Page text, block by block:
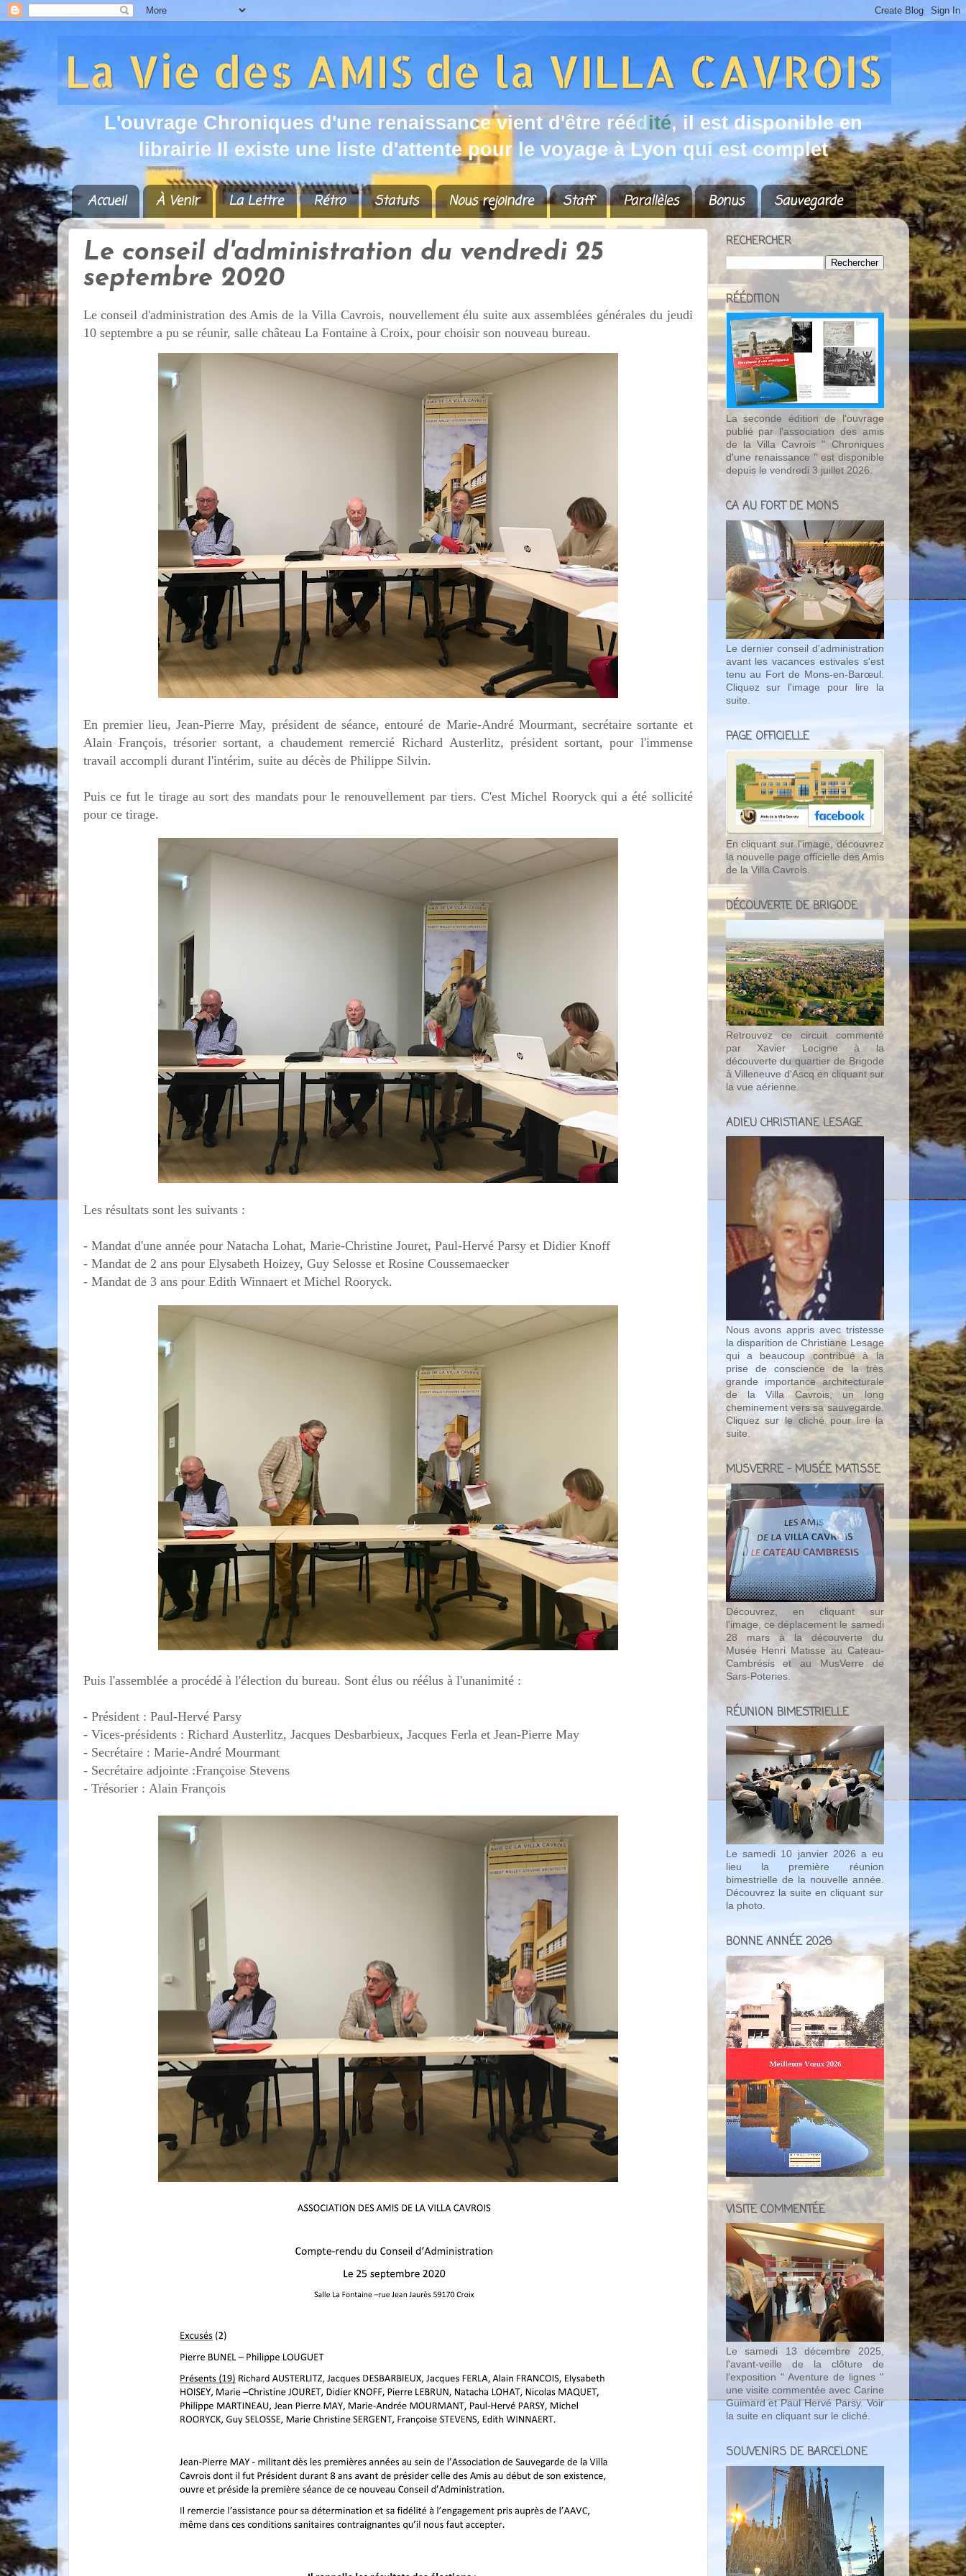
L'ouvrage C hroniques d 'une renaissance vient d'être rééd ité, il est disponible en
i brairie I existe une iste d 'attente pour e voyage à Lyon qui est complet
Accueil À Venir La Lettre Rétro Statuts Nous rejoindre Staff Parallèles Bonus Sauvegarde
Le conseil d'administration du vendredi 25
septembre 2020
Le conseil d'administration des Amis de la Villa Cavrois, nouvellement élu suite aux assemblées générales du jeudi
10 septembre a pu se réunir, salle château La Fontaine à Croix, pour choisir son nouveau bureau.
En premier lieu, Jean-Pierre May, président de séance, entouré de Marie-André Mourmant, secrétaire sortante et
Alain François, trésorier sortant, a chaudement remercié Richard Austerlitz, président sortant, pour l'immense
travail accompli durant l'intérim, suite au décès de Philippe Silvin.
Puis ce fut le tirage au sort des mandats pour le renouvellement par tiers. C'est Michel Rooryck qui a été sollicité
pour ce tirage.
Les résultats sont les suivants :
- Mandat d'une année pour Natacha Lohat, Marie-Christine Jouret, Paul-Hervé Parsy et Didier Knoff
- Mandat de 2 ans pour Elysabeth Hoizey, Guy Selosse et Rosine Coussemaecker
- Mandat de 3 ans pour Edith Winnaert et Michel Rooryck.
Puis l'assemblée a procédé à l'élection du bureau. Sont élus ou réélus à l'unanimité :
- Président : Paul-Hervé Parsy
- Vices-présidents : Richard Austerlitz, Jacques Desbarbieux, Jacques Ferla et Jean-Pierre May
- Secrétaire : Marie-André Mourmant
- Secrétaire adjointe :Françoise Stevens
- Trésorier : Alain François
RECHERCHER
RÉÉDITION
La seconde édition de l'ouvrage
publié par l'association des amis
de la Villa Cavrois " Chroniques
d'une renaissance " est disponible
depuis le vendredi 3 juillet 2026.
CA AU FORT DE MONS
Le dernier conseil d'administration
avant les vacances estivales s'est
tenu au Fort de Mons-en-Barœul.
Cliquez sur l'image pour lire la
suite.
PAGE OFFICIELLE
En cliquant sur l'image, découvrez
la nouvelle page officielle des Amis
de la Villa Cavrois.
DÉCOUVERTE DE BRIGODE
Retrouvez ce circuit commenté
par Xavier Lecigne à la
découverte du quartier de Brigode
à Villeneuve d'Ascq en cliquant sur
la vue aérienne.
ADIEU CHRISTIANE LESAGE
Nous avons appris avec tristesse
la disparition de Christiane Lesage
qui a beaucoup contribué à la
prise de conscience de la très
grande importance architecturale
de la Villa Cavrois, un long
cheminement vers sa sauvegarde.
Cliquez sur le cliché pour lire la
suite.
MUSVERRE - MUSÉE MATISSE
Découvrez, en cliquant sur
l'image, ce déplacement le samedi
28 mars à la découverte du
Musée Henri Matisse au Cateau-
Cambrésis et au MusVerre de
Sars-Poteries.
RÉUNION BIMESTRIELLE
Le samedi 10 janvier 2026 a eu
lieu la première réunion
bimestrielle de la nouvelle année.
Découvrez la suite en cliquant sur
la photo.
BONNE ANNÉE 2026
VISITE COMMENTÉE
Le samedi 13 décembre 2025,
l'avant-veille de la clôture de
l'exposition " Aventure de lignes "
une visite commentée avec Carine
Guimard et Paul Hervé Parsy. Voir
la suite en cliquant sur le cliché.
SOUVENIRS DE BARCELONE